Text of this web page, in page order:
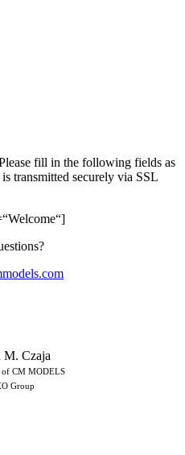
fill in the following fields as
transmitted securely via SSL
M. Czaja
CM MODELS
Group